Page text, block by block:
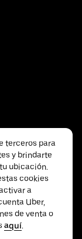
terceros para
y brindarte
ubicación.
cookies
a
Uber,
de venta o
aquí.